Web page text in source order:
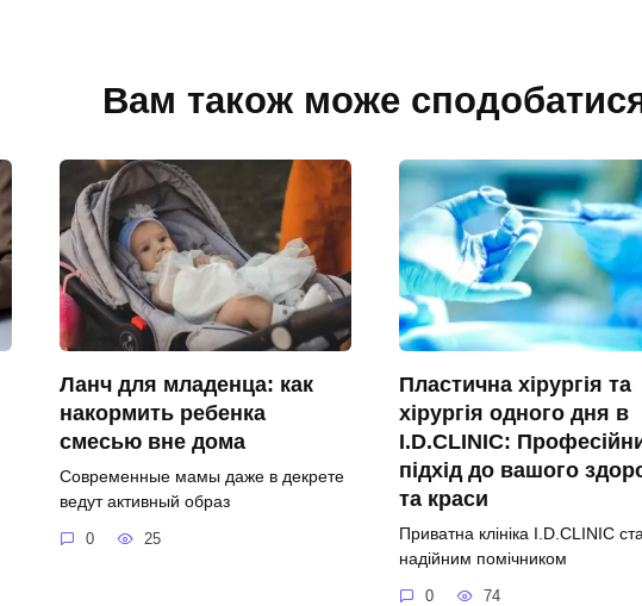
Вам також може
Ланч для младенца: как
накормить ребенка
смесью вне дома
Современные мамы даже в декрете
ведут активный образ
0 25
Пластична хірургія та
хірургія одного дня в
I.D.CLINIC:
підхід до вашого
та краси
Приватна клініка I.D.CLINIC
надійним помічником
0 74